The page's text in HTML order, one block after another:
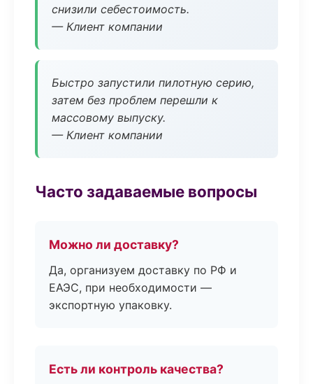
снизили себестоимость.
— Клиент компании
Быстро запустили пилотную серию,
затем без проблем перешли к
массовому выпуску.
— Клиент компании
Часто задаваемые вопросы
Можно ли доставку?
Да, организуем доставку по РФ и
ЕАЭС, при необходимости —
экспортную упаковку.
Есть ли контроль качества?